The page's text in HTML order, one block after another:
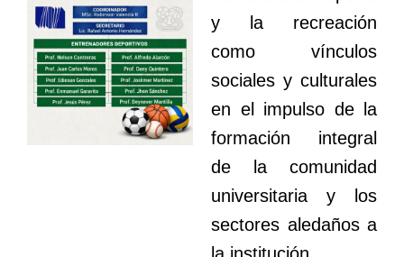
y la recreación
como vínculos
sociales y culturales
en el impulso de la
formación integral
de la comunidad
universitaria y los
sectores aledaños a